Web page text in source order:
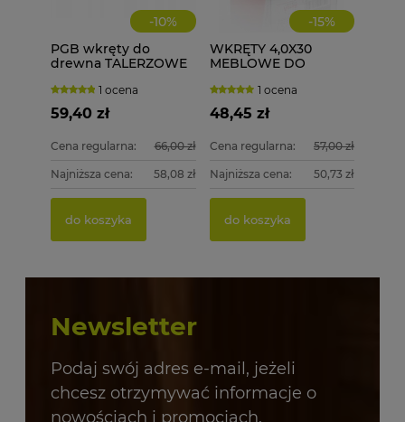
-10%
PGB wkręty do
drewna TALERZOWE
szt. + BIT1 ocena
59,40 zł
Cena regularna: 66,00 zł
Najniższa cena: 58,08 zł
do koszyka
-15%
WKRĘTY 4,0X30
MEBLOWE DO
4x30
1 ocena
48,45 zł
Cena regularna: 57,00 zł
Najniższa cena: 50,73 zł
do koszyka
Newsletter
Podaj swój adres e-mail, jeżeli
chcesz otrzymywać informacje o
nowościach i promocjach.